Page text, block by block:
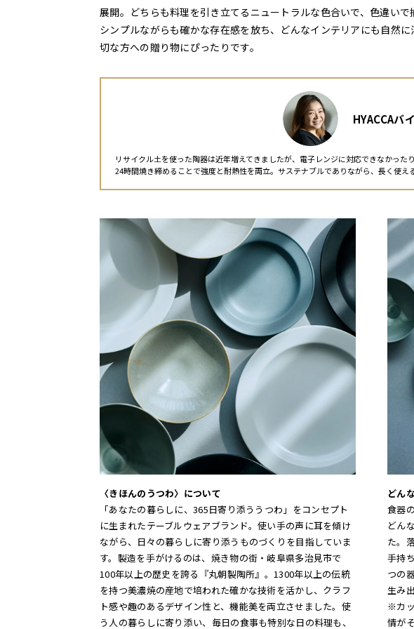
展開。どちらも料理を引き立てるニュートラルな色合いで、色違いで
シンプルながらも確かな存在感を放ち、どんなインテリアにも自然
切な方への贈り物にぴったりです。
HYACCAバ
リサイクル土を使った陶器は近年増えてきましたが、電子レンジに対応できなかっ
24時間焼き締めることで強度と耐熱性を両立。サステナブルでありながら、長く使え
〈きほんのうつわ〉について
「あなたの暮らしに、365日寄り添ううつわ」をコンセプト
に生まれたテーブルウェアブランド。使い手の声に耳を傾け
ながら、日々の暮らしに寄り添うものづくりを目指していま
す。製造を手がけるのは、焼き物の街・岐阜県多治見市で
100年以上の歴史を誇る『丸朝製陶所』。1300年以上の伝統
を持つ美濃焼の産地で培われた確かな技術を活かし、クラフ
ト感や趣のあるデザイン性と、機能美を両立させました。使
う人の暮らしに寄り添い、毎日の食事も特別な日の料理も、
どん
食器
どん
た。
手持
つの
生み
※カ
情が